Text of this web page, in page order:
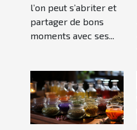
l’on peut s’abriter et
partager de bons
moments avec ses...